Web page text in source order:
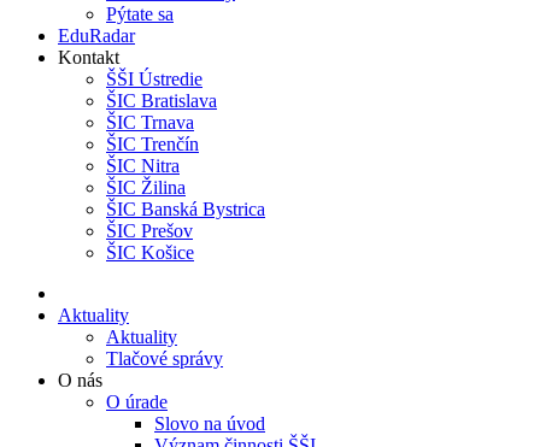
Pýtate sa
EduRadar
Kontakt
ŠŠI Ústredie
ŠIC Bratislava
ŠIC Trnava
ŠIC Trenčín
ŠIC Nitra
ŠIC Žilina
ŠIC Banská Bystrica
ŠIC Prešov
ŠIC Košice
Aktuality
Aktuality
Tlačové správy
O nás
O úrade
Slovo na úvod